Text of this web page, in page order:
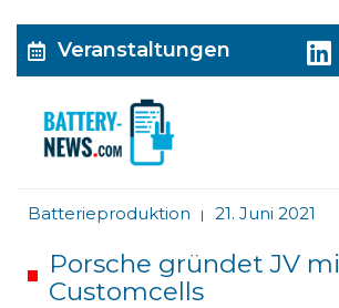
Veranstaltungen
Batterieproduktion | 21. Juni 2021
Porsche gründet JV
Customcells